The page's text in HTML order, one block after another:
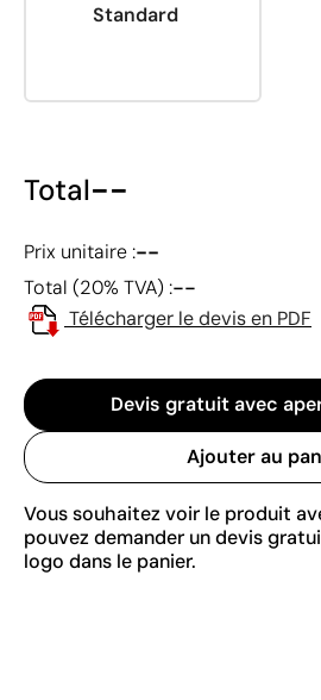
Standard
Total--
Prix unitaire :--
Total (20% TVA) :--
Télécharger le devis en PDF
Devis gratuit avec
Ajouter au
Vous souhaitez voir le produit
pouvez demander un devis
logo dans le panier.